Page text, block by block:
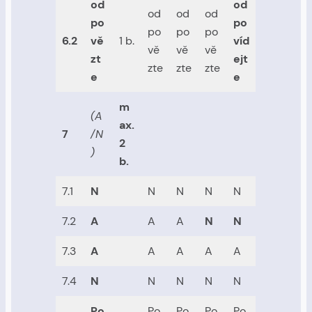
6.2
od
po
vě
zt
e
1 b.
od
po
vě
zte
od
po
vě
zte
od
po
vě
zte
od
po
víd
ejt
e
7
(A
/N
)
m
ax.
2
b.
7.1 N N N N N
7.2 A A A N N
7.3 A A A A A
7.4 N N N N N